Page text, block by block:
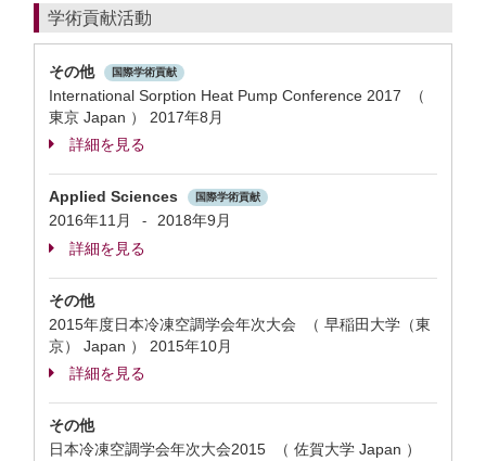
学術貢献活動
その他 国際学術貢献
International Sorption Heat Pump Conference 2017 （
東京 Japan ） 2017年8月
詳細を見る
Applied Sciences 国際学術貢献
2016年11月 -
2018年9月
詳細を見る
その他
2015年度日本冷凍空調学会年次大会 （ 早稲田大学（東
京） Japan ） 2015年10月
詳細を見る
その他
日本冷凍空調学会年次大会2015 （ 佐賀大学 Japan ）